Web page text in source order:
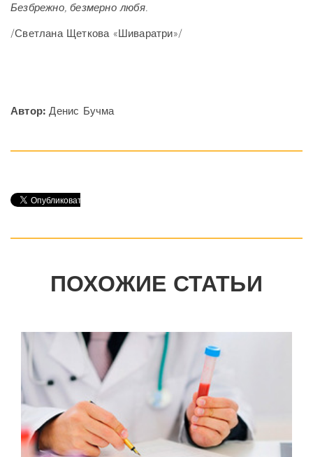
Безбрежно, безмерно любя.
/Светлана Щеткова «Шиваратри»/
Автор: Денис Бучма
ПОХОЖИЕ СТАТЬИ